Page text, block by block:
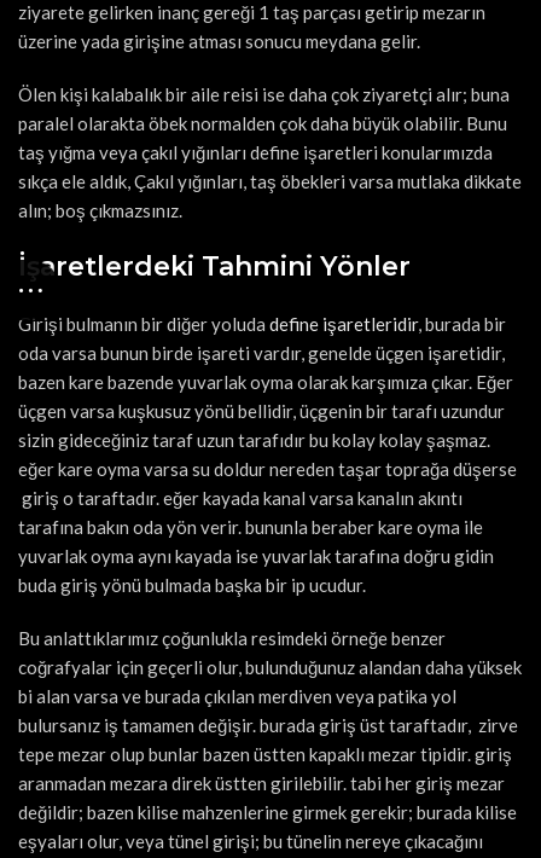
ziyarete gelirken inanç gereği 1 taş parçası getirip mezarın
üzerine yada girişine atması sonucu meydana gelir.
Ölen kişi kalabalık bir aile reisi ise daha çok ziyaretçi alır; buna
paralel olarakta öbek normalden çok daha büyük olabilir. Bunu
taş yığma veya çakıl yığınları define işaretleri konularımızda
sıkça ele aldık, Çakıl yığınları, taş öbekleri varsa mutlaka dikkate
alın; boş çıkmazsınız.
İşaretlerdeki Tahmini Yönler
Girişi bulmanın bir diğer yoluda define işaretleridir, burada bir
oda varsa bunun birde işareti vardır, genelde üçgen işaretidir,
bazen kare bazende yuvarlak oyma olarak karşımıza çıkar. Eğer
üçgen varsa kuşkusuz yönü bellidir, üçgenin bir tarafı uzundur
sizin gideceğiniz taraf uzun tarafıdır bu kolay kolay şaşmaz.
eğer kare oyma varsa su doldur nereden taşar toprağa düşerse
giriş o taraftadır. eğer kayada kanal varsa kanalın akıntı
tarafına bakın oda yön verir. bununla beraber kare oyma ile
yuvarlak oyma aynı kayada ise yuvarlak tarafına doğru gidin
buda giriş yönü bulmada başka bir ip ucudur.
Bu anlattıklarımız çoğunlukla resimdeki örneğe benzer
coğrafyalar için geçerli olur, bulunduğunuz alandan daha yüksek
bi alan varsa ve burada çıkılan merdiven veya patika yol
bulursanız iş tamamen değişir. burada giriş üst taraftadır, zirve
tepe mezar olup bunlar bazen üstten kapaklı mezar tipidir. giriş
aranmadan mezara direk üstten girilebilir. tabi her giriş mezar
değildir; bazen kilise mahzenlerine girmek gerekir; burada kilise
eşyaları olur, veya tünel girişi; bu tünelin nereye çıkacağını